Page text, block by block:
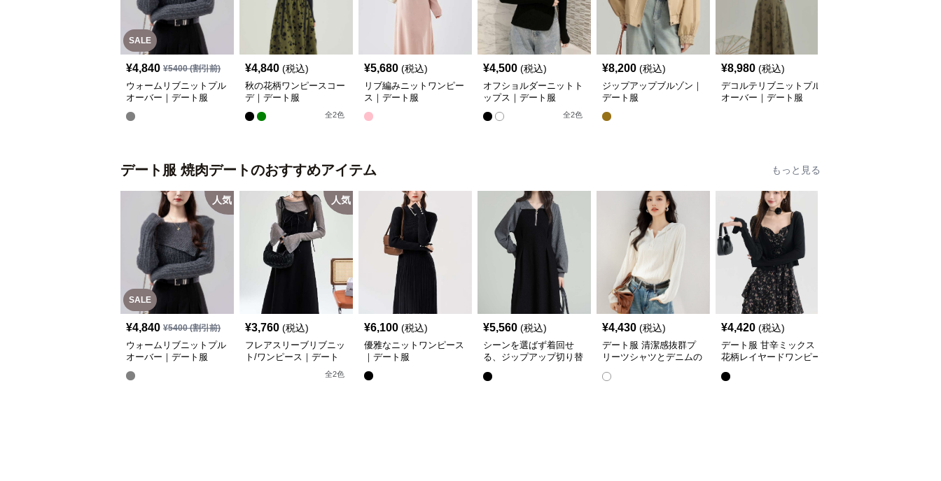
SALE
¥4,840 ¥5400(割引前)
ウォームリブニットプル
オーバー｜デート服
¥4,840 (税込)
秋の花柄ワンピースコー
デ｜デート服
全2色
¥5,680 (税込)
リブ編みニットワンピー
ス｜デート服
¥4,500 (税込)
オフショルダーニットト
ップス｜デート服
全2色
¥8,200 (税込)
ジップアップブルゾン｜
デート服
¥8,980 (税込)
デコルテリブニットプル
オーバー｜デート服
デート服 焼肉デートのおすすめアイテム もっと見る
SALE
人気
¥4,840 ¥5400(割引前)
ウォームリブニットプル
オーバー｜デート服
人気
¥3,760 (税込)
フレアスリーブリブニッ
ト/ワンピース｜デート
全2色
¥6,100 (税込)
優雅なニットワンピース
｜デート服
¥5,560 (税込)
シーンを選ばず着回せ
る、ジップアップ切り替
¥4,430 (税込)
デート服 清潔感抜群プ
リーツシャツとデニムの
¥4,420 (税込)
デート服 甘辛ミックス
花柄レイヤードワンピー